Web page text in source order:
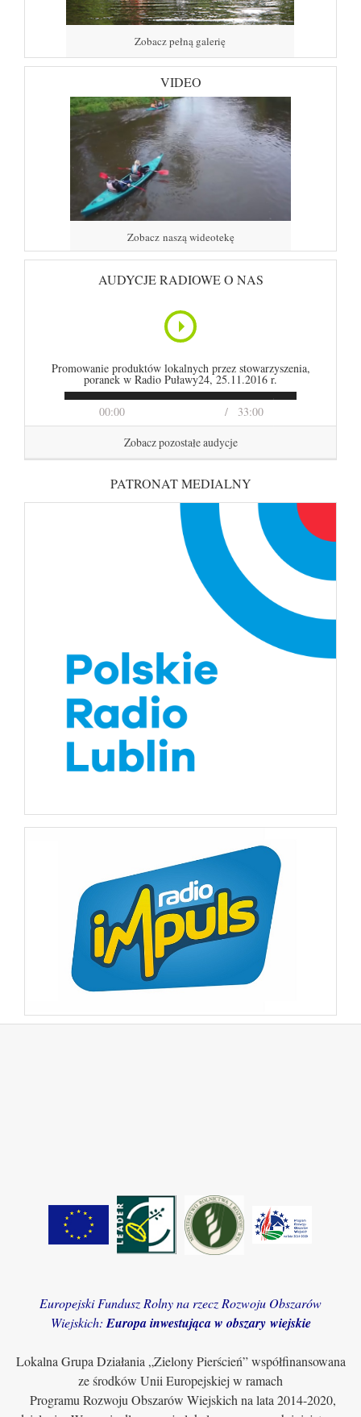
Zobacz pełną galerię
VIDEO
Zobacz naszą wideotekę
AUDYCJE RADIOWE O NAS
00:00 33:00
Promowanie produktów lokalnych przez stowarzyszenia,
poranek w Radio Puławy24, 25.11.2016 r.
Zobacz pozostałe audycje
PATRONAT MEDIALNY
Europejski Fundusz Rolny na rzecz Rozwoju Obszarów
Wiejskich: Europa inwestująca w obszary wiejskie
Lokalna Grupa Działania „Zielony Pierścień” współfinansowana
ze środków Unii Europejskiej w ramach
Programu Rozwoju Obszarów Wiejskich na lata 2014-2020,